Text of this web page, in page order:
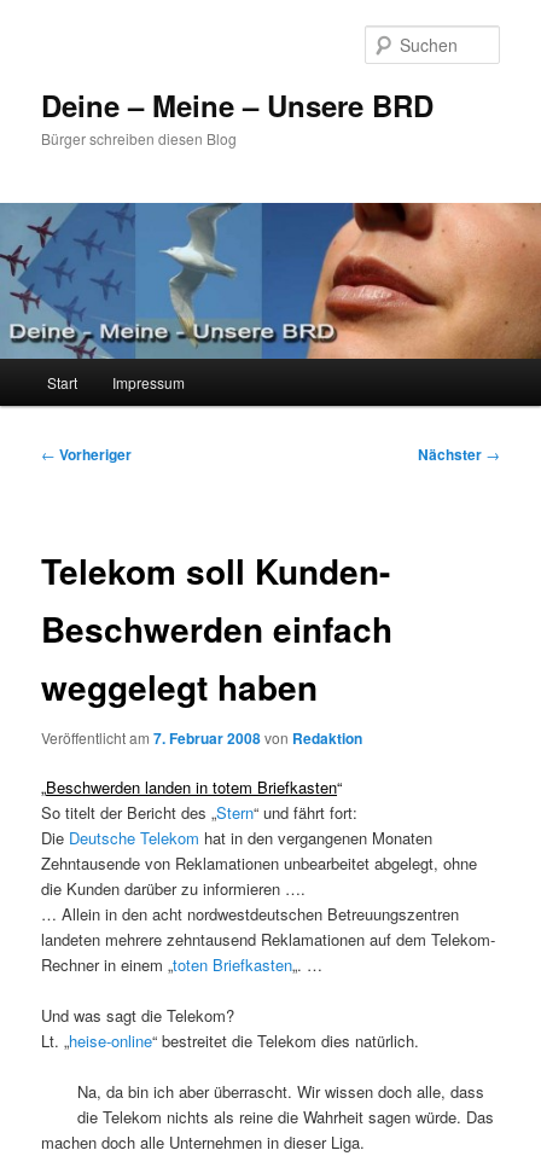
Deine – Meine – Unsere BRD
Bürger schreiben diesen Blog
Start Impressum
Beitragsnavigation
← Vorheriger Nächster →
Telekom soll Kunden-
Beschwerden einfach
weggelegt haben
Veröffentlicht am7. Februar 2008von Redaktion
„Beschwerden landen in totem Briefkasten“
So titelt der Bericht des „Stern“ und fährt fort:
Die Deutsche Telekom hat in den vergangenen Monaten
Zehntausende von Reklamationen unbearbeitet abgelegt, ohne
die Kunden darüber zu informieren ….
… Allein in den acht nordwestdeutschen Betreuungszentren
landeten mehrere zehntausend Reklamationen auf dem Telekom-
Rechner in einem „toten Briefkasten„. …
Und was sagt die Telekom?
Lt. „heise-online“ bestreitet die Telekom dies natürlich.
Na, da bin ich aber überrascht. Wir wissen doch alle, dass
die Telekom nichts als reine die Wahrheit sagen würde. Das
machen doch alle Unternehmen in dieser Liga.